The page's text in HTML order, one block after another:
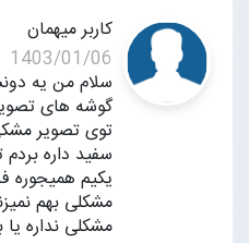
کاربر میهمان
1403/01/06
سلام من یه
گوشه های
توی تصویر
سفید داره
یکیم همیجوره
مشکلی بهم
مشکلی نداره